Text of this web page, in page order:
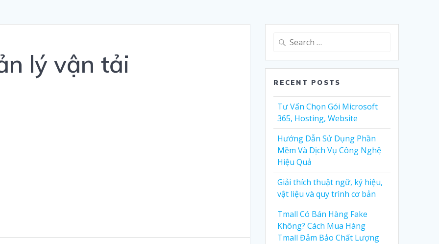
lý vận tải
Search
RECENT POSTS
Tư Vấn Chọn Gói Microsoft
365, Hosting, Website
Hướng Dẫn Sử Dụng Phần
Mềm Và Dịch Vụ Công Nghệ
Hiệu Quả
Giải thích thuật ngữ, ký hiệu,
vật liệu và quy trình cơ bản
Tmall Có Bán Hàng Fake
Không? Cách Mua Hàng
Tmall Đảm Bảo Chất Lượng